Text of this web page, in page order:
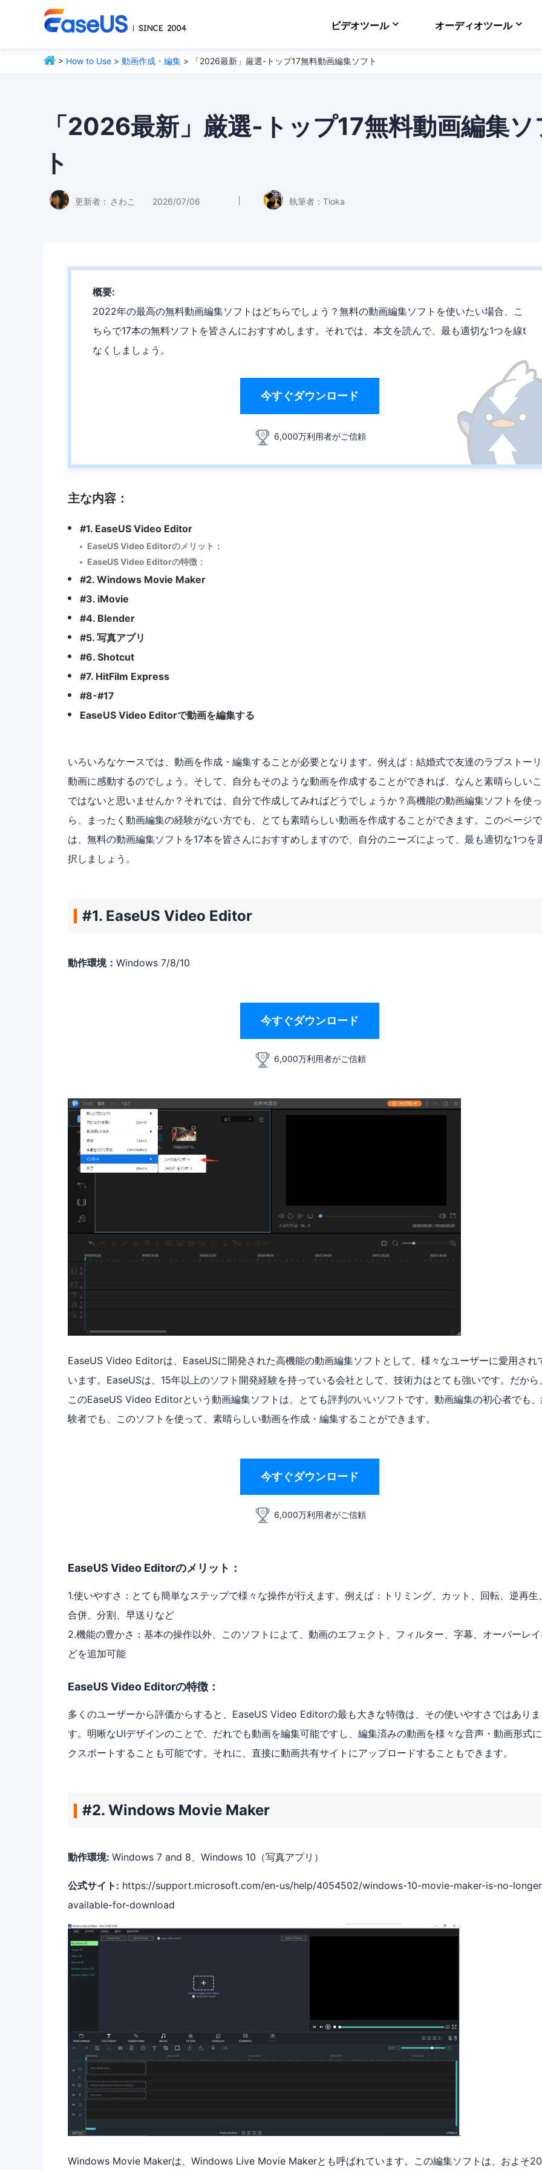
ビデオツール
Video
オンラインで動画を
オーディオツール
> How to Use > 動画作成・編集 > 「2026最新」厳選-トップ17無料動画編集ソフト
「2026最新」厳選-トップ17無料動画編集ソ
ト
更新者： さわこ 2026/07/06 執筆者： Tioka
概要:
2022年の最高の無料動画編集ソフトはどちらでしょう？無料の動画編集ソフトを使いたい場合、こ
ちらで17本の無料ソフトを皆さんにおすすめします。それでは、本文を読んで、最も適切な1つを線t
なくしましょう。
今すぐダウンロード
6,000万利用者がご信頼
主な内容：
#1. EaseUS Video Editor
EaseUS Video Editorのメリット：
EaseUS Video Editorの特徴：
#2. Windows Movie Maker
#3. iMovie
#4. Blender
#5. 写真アプリ
#6. Shotcut
#7. HitFilm Express
#8-#17
EaseUS Video Editorで動画を編集する
いろいろなケースでは、動画を作成・編集することが必要となります。例えば：結婚式で友達のラブストー
動画に感動するのでしょう。そして、自分もそのような動画を作成することができれば、なんと素晴らしい
ではないと思いませんか？それでは、自分で作成してみればどうでしょうか？高機能の動画編集ソフトを使
ら、まったく動画編集の経験がない方でも、とても素晴らしい動画を作成することができます。このページで
は、無料の動画編集ソフトを17本を皆さんにおすすめしますので、自分のニーズによって、最も適切な1つを
択しましょう。
#1. EaseUS Video Editor
動作環境： Windows 7/8/10
今すぐダウンロード
6,000万利用者がご信頼
EaseUS Video Editorは、EaseUSに開発された高機能の動画編集ソフトとして、様々なユーザーに愛用され
います。EaseUSは、15年以上のソフト開発経験を持っている会社として、技術力はとても強いです。だから
このEaseUS Video Editorという動画編集ソフトは、とても評判のいいソフトです。動画編集の初心者でも
験者でも、このソフトを使って、素晴らしい動画を作成・編集することができます。
今すぐダウンロード
6,000万利用者がご信頼
EaseUS Video Editorのメリット：
1.使いやすさ：とても簡単なステップで様々な操作が行えます。例えば：トリミング、カット、回転、逆再生
合併、分割、早送りなど
2.機能の豊かさ：基本の操作以外、このソフトによて、動画のエフェクト、フィルター、字幕、オーバーレ
どを追加可能
EaseUS Video Editorの特徴：
多くのユーザーから評価からすると、EaseUS Video Editorの最も大きな特徴は、その使いやすさではありま
す。明晰なUIデザインのことで、だれでも動画を編集可能ですし、編集済みの動画を様々な音声・動画形式
クスポートすることも可能です。それに、直接に動画共有サイトにアップロードすることもできます。
#2. Windows Movie Maker
動作環境: Windows 7 and 8、Windows 10（写真アプリ）
公式サイト: https://support.microsoft.com/en-us/help/4054502/windows-10-movie-maker-is-no-
available-for-download
Windows Movie Makerは、Windows Live Movie Makerとも呼ばれています。この編集ソフトは、およそ